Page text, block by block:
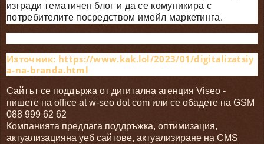
изгради тематичен блог и да се комуникира с
потребителите посредством имейл маркетинга.
Източник: https://www.kak.lol/2023/01/digitalizatsiy
a-na-branda.html
Сайтът се поддържа от дигитална агенция Viseo -
пишете на office at w-seo dot com или се обадете на GSM
088 999 62 62
Компанията предлага поддръжка, оптимизация,
актуализацияна уеб сайтове, актуализиране на CMS